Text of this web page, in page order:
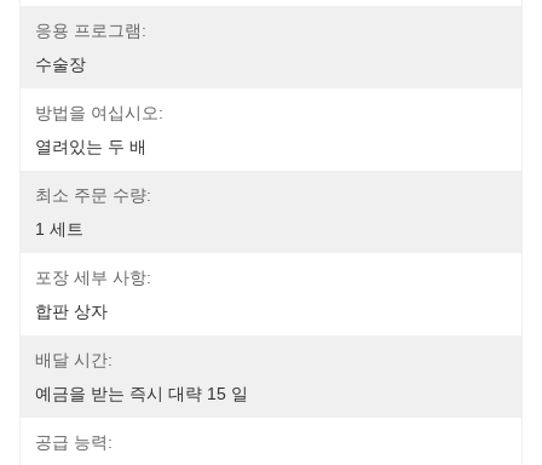
응용 프로그램:
수술장
방법을 여십시오:
열려있는 두 배
최소 주문 수량:
1 세트
포장 세부 사항:
합판 상자
배달 시간:
예금을 받는 즉시 대략 15 일
공급 능력: